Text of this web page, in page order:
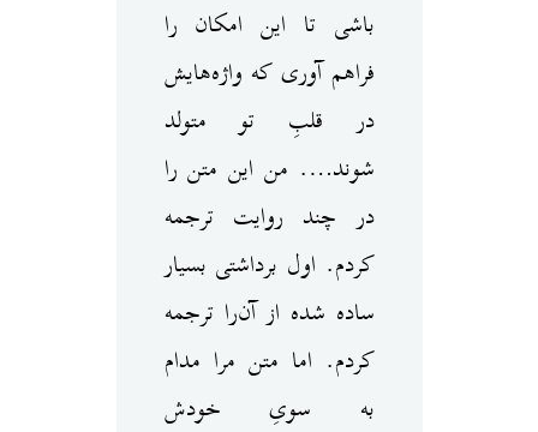
باشی تا این امکان را
فراهم آوری که واژه‌هایش
در قلبِ تو متولد
شوند…. من این متن را
در چند روایت ترجمه
کردم. اول برداشتی بسیار
ساده شده از آن‌را ترجمه
کردم. اما متن مرا مدام
به سویِ خودش